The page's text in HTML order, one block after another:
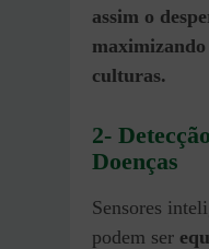
assim o
culturas.
2-
Doenças
Sensores
podem ser